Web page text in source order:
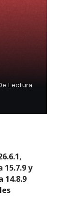
Lectura
15.7.9 y
14.8.9